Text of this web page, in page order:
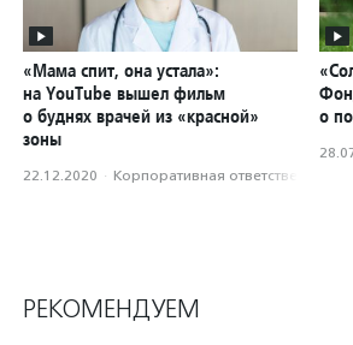
«Мама спит, она устала»:
на YouTube вышел фильм
о буднях врачей из «красной»
зоны
22.12.2020 · Корпоративная ответственность
о
РЕКОМЕНДУЕМ